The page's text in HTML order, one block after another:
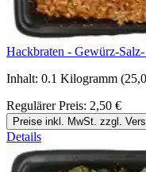
Hackbraten - Gewürz-
Inhalt: 0.1 Kilogramm
Regulärer Preis: 2,50 €
Preise inkl. MwSt. zzgl.
Details